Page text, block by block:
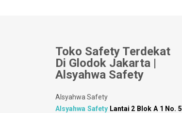
Toko Safety Terdekat
Di Glodok Jakarta |
Alsyahwa Safety
Alsyahwa Safety
Alsyahwa Safety Lantai 2 Blok A 1 No. 5